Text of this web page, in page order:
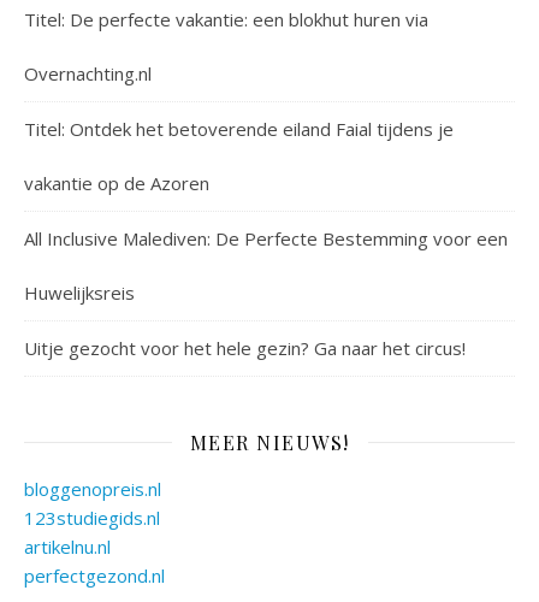
Titel: De perfecte vakantie: een blokhut huren via
Overnachting.nl
Titel: Ontdek het betoverende eiland Faial tijdens je
vakantie op de Azoren
All Inclusive Malediven: De Perfecte Bestemming voor een
Huwelijksreis
Uitje gezocht voor het hele gezin? Ga naar het circus!
MEER NIEUWS!
bloggenopreis.nl
123studiegids.nl
artikelnu.nl
perfectgezond.nl